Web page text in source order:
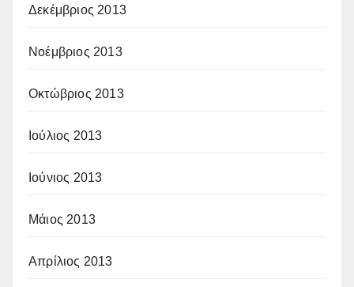
Δεκέμβριος 2013
Νοέμβριος 2013
Οκτώβριος 2013
Ιούλιος 2013
Ιούνιος 2013
Μάιος 2013
Απρίλιος 2013